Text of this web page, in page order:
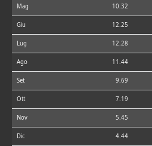
Mag 10.32
Giu 12.25
Lug 12.28
Ago 11.44
Set 9.69
Ott 7.19
Nov 5.45
Dic 4.44